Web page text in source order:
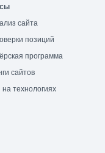
сайта
позиций
программа
сайтов
технологиях